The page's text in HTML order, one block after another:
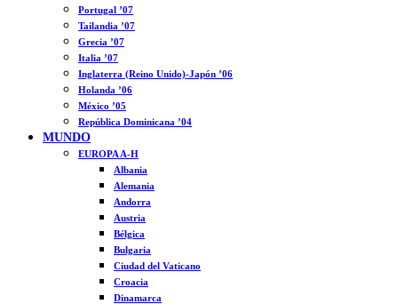
Portugal ’07
Tailandia ’07
Grecia ’07
Italia ’07
Inglaterra (Reino Unido)-Japón ’06
Holanda ’06
México ’05
República Dominicana ’04
MUNDO
EUROPA A-H
Albania
Alemania
Andorra
Austria
Bélgica
Bulgaria
Ciudad del Vaticano
Croacia
Dinamarca